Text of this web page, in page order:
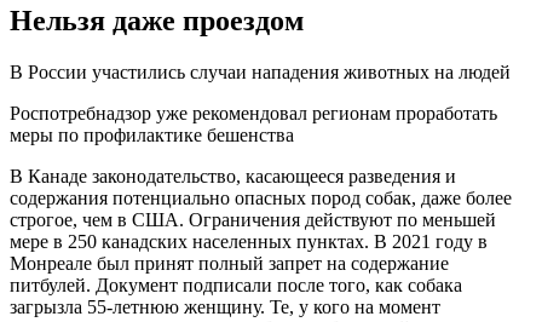
Нельзя даже проездом
В России участились случаи нападения животных на людей
Роспотребнадзор уже рекомендовал регионам проработать
меры по профилактике бешенства
В Канаде законодательство, касающееся разведения и
содержания потенциально опасных пород собак, даже более
строгое, чем в США. Ограничения действуют по меньшей
мере в 250 канадских населенных пунктах. В 2021 году в
Монреале был принят полный запрет на содержание
питбулей. Документ подписали после того, как собака
загрызла 55-летнюю женщину. Те, у кого на момент